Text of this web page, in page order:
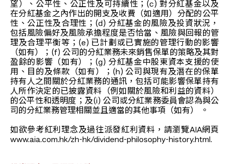
望）、公平性、公正性及可持續性；(c) 對分紅基金以及
在分紅基金之內作出的開支及收費（如適用）分配的公平
性、公正性及合理性；(d) 分紅基金的風險及投資狀況，
包括風險偏好及風險承擔程度是否恰當、風險與回報的管
理及合理平衡等；(e) 已計劃或已實施的管理行動的影響
（如有）；(f) 公司的分紅業務未來銷售保單的策略及其對
盈餘的影響（如有）；(g) 分紅基金中股東資本支援的使
用、目的及條款（如有）；(h) 公司與現有及潛在的保單
持有人之間關於分紅業務的通訊，包括可能影響保單持有
人所作決定的已披露資料（例如關於風險和利益的資料）
的公平性和透明度；及(i) 公司或分紅業務委員會認為與公
司的分紅業務管理相關並且適當的其他事項（如有） 。
如欲參考紅利理念及過往派發紅利資料，請瀏覽AIA網頁
www.aia.com.hk/zh-hk/dividend-philosophy-history.html.